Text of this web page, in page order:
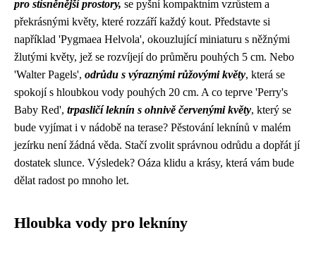
pro stísněnější prostory, se pyšní kompaktním vzrůstem a
překrásnými květy, které rozzáří každý kout. Představte si
například 'Pygmaea Helvola', okouzlující miniaturu s něžnými
žlutými květy, jež se rozvíjejí do průměru pouhých 5 cm. Nebo
'Walter Pagels', odrůdu s výraznými růžovými květy, která se
spokojí s hloubkou vody pouhých 20 cm. A co teprve 'Perry's
Baby Red', trpasličí leknín s ohnivě červenými květy, který se
bude vyjímat i v nádobě na terase? Pěstování leknínů v malém
jezírku není žádná věda. Stačí zvolit správnou odrůdu a dopřát jí
dostatek slunce. Výsledek? Oáza klidu a krásy, která vám bude
dělat radost po mnoho let.
Hloubka vody pro lekníny